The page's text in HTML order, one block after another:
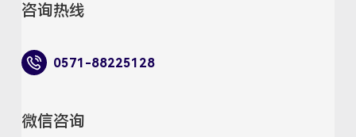
咨询热线
0571-88225128
微信咨询